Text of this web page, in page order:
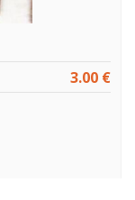
3.00 €